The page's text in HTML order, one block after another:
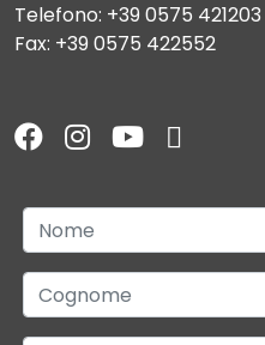
Telefono: +39 0575 421203
Fax: +39 0575 422552